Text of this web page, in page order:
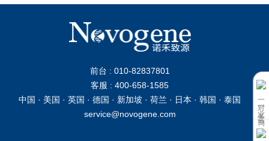
前台 : 010-82837801
客服 : 400-658-1585
中国 · 美国 · 英国 · 德国 · 新加坡 · 荷兰 · 日本 · 韩国 · 泰国
service@novogene.com
一对一业务咨询